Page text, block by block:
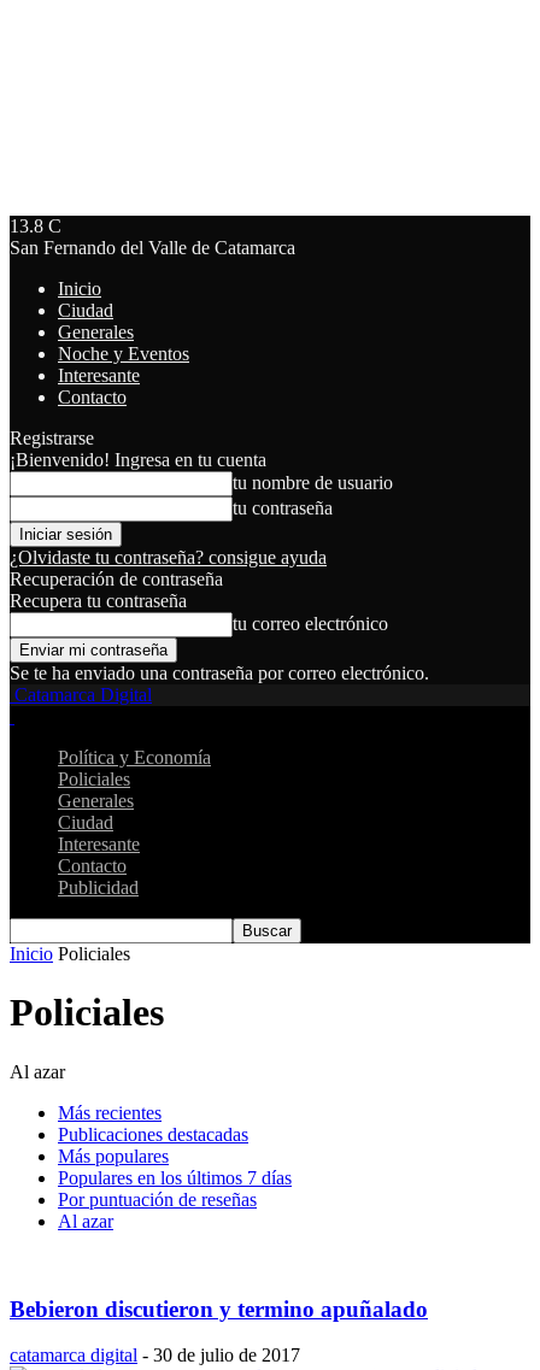
13.8 C
San Fernando del Valle de Catamarca
Inicio
Ciudad
Generales
Noche y Eventos
Interesante
Contacto
Registrarse
¡Bienvenido! Ingresa en tu cuenta
tu nombre de usuario
tu contraseña
¿Olvidaste tu contraseña? consigue ayuda
Recuperación de contraseña
Recupera tu contraseña
tu correo electrónico
Se te ha enviado una contraseña por correo electrónico.
Catamarca Digital
Política y Economía
Policiales
Generales
Ciudad
Interesante
Contacto
Publicidad
Inicio Policiales
Policiales
Al azar
Más recientes
Publicaciones destacadas
Más populares
Populares en los últimos 7 días
Por puntuación de reseñas
Al azar
Bebieron discutieron y termino apuñalado
catamarca digital - 30 de julio de 2017